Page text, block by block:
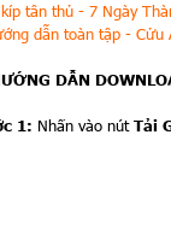
tân thủ - 7 Ngày
dẫn toàn tập - Cửu
DẪN
1: Nhấn vào nútTải